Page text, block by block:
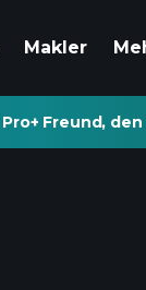
Makler
Freund,